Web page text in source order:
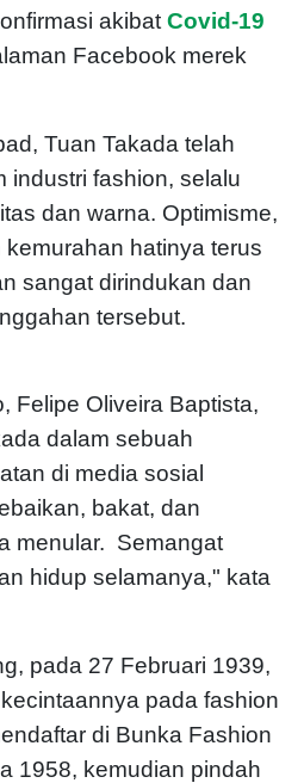
akibat Covid-19
Facebook merek
Tuan Takada telah
industri fashion, selalu
dan warna. Optimisme,
hatinya terus
sangat dirindukan dan
tersebut.
Felipe Oliveira Baptista,
dalam sebuah
di media sosial
bakat, dan
menular. Semangat
hidup selamanya," kata
pada 27 Februari 1939,
pada fashion
di Bunka Fashion
1958, kemudian pindah